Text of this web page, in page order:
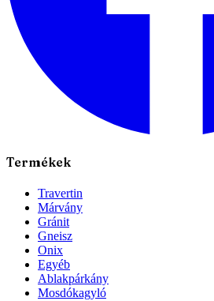
Termékek
Travertin
Márvány
Gránit
Gneisz
Onix
Egyéb
Ablakpárkány
Mosdókagyló